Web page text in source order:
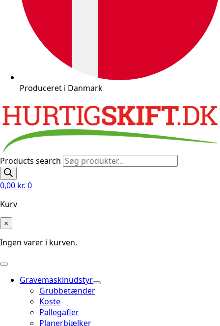
Produceret i Danmark
Products search
0,00 kr. 0
Kurv
×
Ingen varer i kurven.
Gravemaskinudstyr
Grubbetænder
Koste
Pallegafler
Planerbjælker